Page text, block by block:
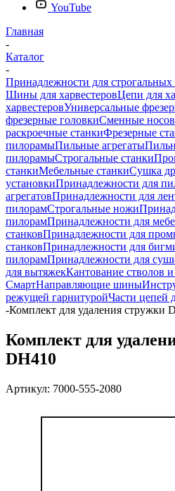
YouTube
Главная
-
Каталог
-
Принадлежности для строгальных
Шины для харвестеровЦепи для
харвестеровУниверсальные
фрезерные головкиСменные
раскроечные станкиФрезерные
пилорамыПильные агрегаты
пилорамыСтрогальные станки
станкиМебельные станкиСушка
установкиПринадлежности для
агрегатовПринадлежности для
пилорамСтрогальные ножи
пилорамПринадлежности для
станковПринадлежности для
станковПринадлежности для
пилорамПринадлежности для
для вытяжекКантование стволов и
СмартНаправляющие шины
режущей гарнитуройЧасти цепей
-Комплект для удаления стружки
Комплект для
DH410
Артикул: 7000-555-2080